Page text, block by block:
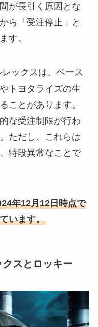
が長引く原因とな
ら「受注停止」と
す。
ックスは、ベース
トヨタライズの生
ことがあります。
な受注制限が行わ
ただし、これらは
特段異常なことで
年12月12日時点で
います。
スとロッキー